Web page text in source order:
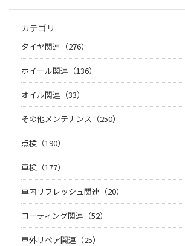
カテゴリ
タイヤ関連（276）
ホイール関連（136）
オイル関連（33）
その他メンテナンス（250）
点検（190）
車検（177）
車内リフレッシュ関連（20）
コーティング関連（52）
車外リペア関連（25）